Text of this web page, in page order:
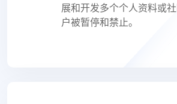
展和开发多个个人资料或
户被暂停和禁止。